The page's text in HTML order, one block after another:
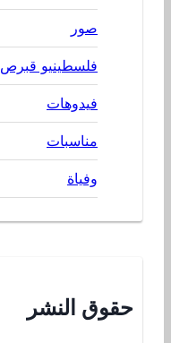
صور
فلسطينيو قبرص
فيدوهات
مناسبات
وفياة
حقوق النشر